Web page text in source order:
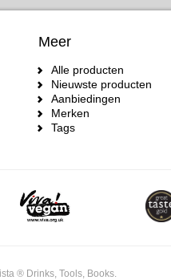
Meer
Alle producten
Nieuwste producten
Aanbiedingen
Merken
Tags
® Drinks, Tools, Books.